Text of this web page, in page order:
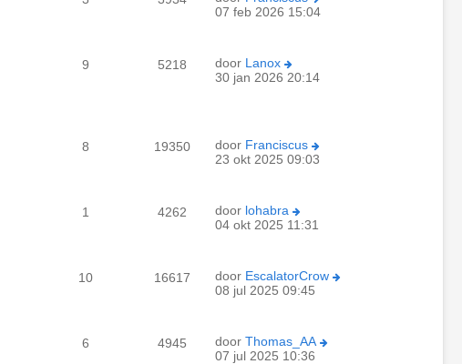
07 feb 2026 15:04
9 5218 door Lanox
30 jan 2026 20:14
8 19350 door Franciscus
23 okt 2025 09:03
1 4262 door lohabra
04 okt 2025 11:31
10 16617 door EscalatorCrow
08 jul 2025 09:45
6 4945 door Thomas_AA
07 jul 2025 10:36